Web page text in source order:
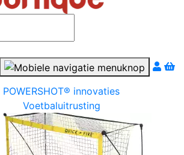
Nous contacter par téléphone
POWERSHOT® innovaties
Voetbaluitrusting